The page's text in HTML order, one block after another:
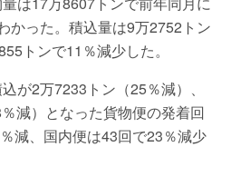
かった。積込量は9万2752トン
トンで11％減少した。
が2万7233トン（25％減）、
減）となった貨物便の発着回
減、国内便は43回で23％減少